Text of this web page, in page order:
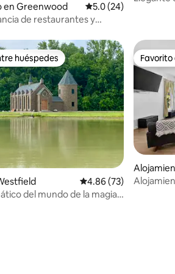
en Greenwood Calificación
5.0 (24)
de restaurantes y
huéspedes
huéspedes
Calificación
4.86 (73)
del mundo de la magia
re